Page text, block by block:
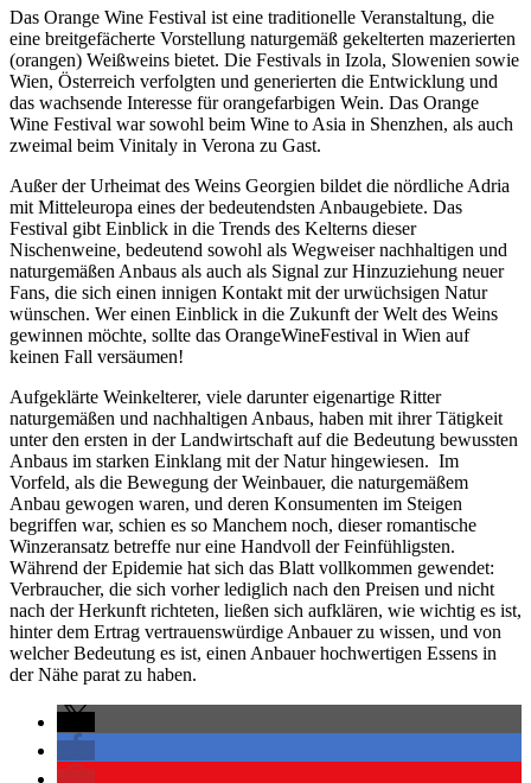
Das Orange Wine Festival ist eine traditionelle Veranstaltung, die
eine breitgefächerte Vorstellung naturgemäß gekelterten mazerierten
(orangen) Weißweins bietet. Die Festivals in Izola, Slowenien sowie
Wien, Österreich verfolgten und generierten die Entwicklung und
das wachsende Interesse für orangefarbigen Wein. Das Orange
Wine Festival war sowohl beim Wine to Asia in Shenzhen, als auch
zweimal beim Vinitaly in Verona zu Gast.
Außer der Urheimat des Weins Georgien bildet die nördliche Adria
mit Mitteleuropa eines der bedeutendsten Anbaugebiete. Das
Festival gibt Einblick in die Trends des Kelterns dieser
Nischenweine, bedeutend sowohl als Wegweiser nachhaltigen und
naturgemäßen Anbaus als auch als Signal zur Hinzuziehung neuer
Fans, die sich einen innigen Kontakt mit der urwüchsigen Natur
wünschen. Wer einen Einblick in die Zukunft der Welt des Weins
gewinnen möchte, sollte das OrangeWineFestival in Wien auf
keinen Fall versäumen!
Aufgeklärte Weinkelterer, viele darunter eigenartige Ritter
naturgemäßen und nachhaltigen Anbaus, haben mit ihrer Tätigkeit
unter den ersten in der Landwirtschaft auf die Bedeutung bewussten
Anbaus im starken Einklang mit der Natur hingewiesen. Im
Vorfeld, als die Bewegung der Weinbauer, die naturgemäßem
Anbau gewogen waren, und deren Konsumenten im Steigen
begriffen war, schien es so Manchem noch, dieser romantische
Winzeransatz betreffe nur eine Handvoll der Feinfühligsten.
Während der Epidemie hat sich das Blatt vollkommen gewendet:
Verbraucher, die sich vorher lediglich nach den Preisen und nicht
nach der Herkunft richteten, ließen sich aufklären, wie wichtig es ist,
hinter dem Ertrag vertrauenswürdige Anbauer zu wissen, und von
welcher Bedeutung es ist, einen Anbauer hochwertigen Essens in
der Nähe parat zu haben.